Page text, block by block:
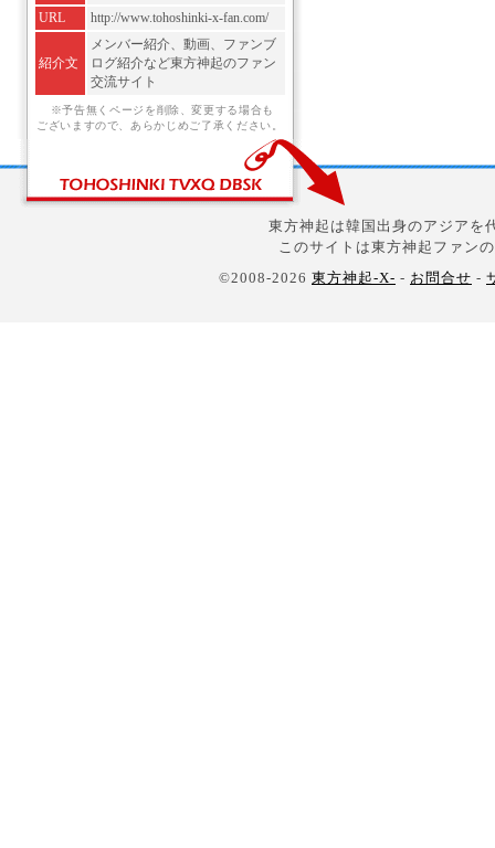
URL
http://www.tohoshinki-x-fan.com/
紹介文
メンバー紹介、動画、ファンブ
ログ紹介など東方神起のファン
交流サイト
※予告無くページを削除、変更する場合も
ございますので、あらかじめご了承ください。
東方神起は韓国出身のアジアを
このサイトは東方神起ファン
©2008-2026 東方神起-X- - お問合せ -